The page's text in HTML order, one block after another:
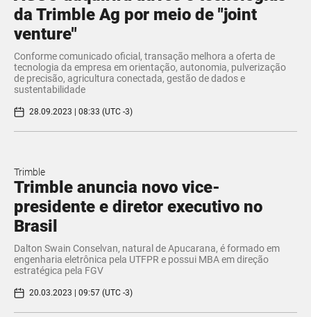
da Trimble Ag por meio de "joint
venture"
Conforme comunicado oficial, transação melhora a oferta de
tecnologia da empresa em orientação, autonomia, pulverização
de precisão, agricultura conectada, gestão de dados e
sustentabilidade
28.09.2023 | 08:33 (UTC -3)
Trimble
Trimble anuncia novo vice-
presidente e diretor executivo no
Brasil
Dalton Swain Conselvan, natural de Apucarana, é formado em
engenharia eletrônica pela UTFPR e possui MBA em direção
estratégica pela FGV
20.03.2023 | 09:57 (UTC -3)